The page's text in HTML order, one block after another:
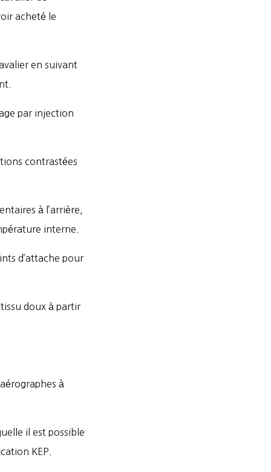
acheté le
en suivant
par injection
contrastées
à l’arrière,
interne.
d’attache pour
doux à partir
à
il est possible
KEP.